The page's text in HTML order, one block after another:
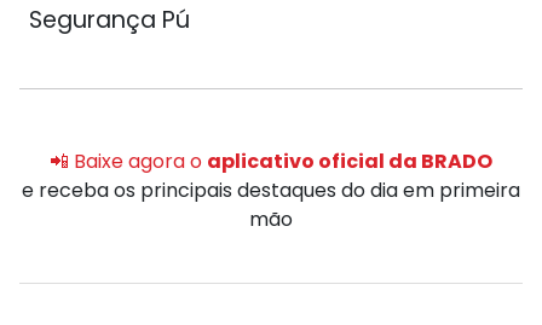
Segurança Pú
📲 Baixe agora o aplicativo oficial da BRADO
e receba os principais destaques do dia em primeira
mão